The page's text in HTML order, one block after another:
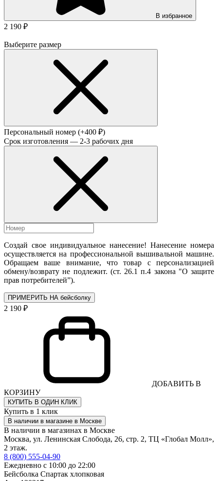
В избранное
2 190 ₽
Выберите размер
Персональный номер (+400 ₽)
Срок изготовления — 2-3 рабочих дня
Создай свое индивидуальное нанесение! Нанесение номера
осуществляется на профессиональной вышивальной машине.
Обращаем ваше внимание, что товар с персонализацией
обмену/возврату не подлежит. (ст. 26.1 п.4 закона "О защите
прав потребителей”).
ПРИМЕРИТЬ НА бейсболку
2 190 ₽
ДОБАВИТЬ В
КОРЗИНУ
КУПИТЬ В ОДИН КЛИК
Купить в 1 клик
В наличии в магазине в Москве
В наличии в магазинах в Москве
Москва, ул. Ленинская Слобода, 26, стр. 2, ТЦ «Глобал Молл»,
2 этаж.
8 (800) 555-04-90
Ежедневно с 10:00 до 22:00
Бейсболка Спартак хлопковая